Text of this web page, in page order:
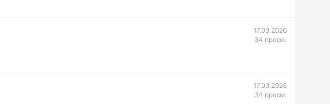
17.03.2026
34 просм.
17.03.2026
34 просм.